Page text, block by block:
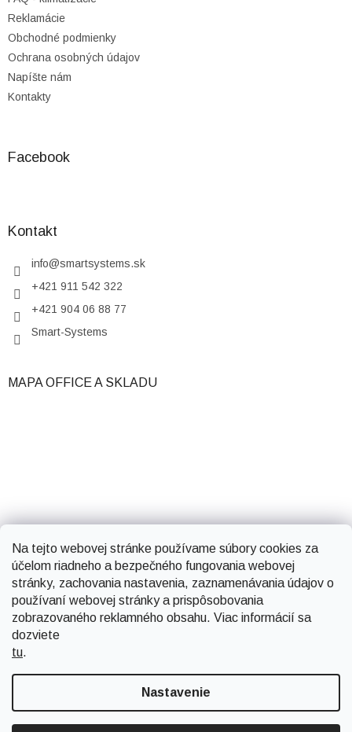
Na tejto webovej stránke používame súbory cookies za
účelom riadneho a bezpečného fungovania webovej
stránky, zachovania nastavenia, zaznamenávania údajov o
používaní webovej stránky a prispôsobovania
zobrazovaného reklamného obsahu. Viac informácií sa
dozviete
tu.
Nastavenie
Reklamácie
Obchodné podmienky
Ochrana osobných údajov
Napíšte nám
Kontakty
Facebook
Kontakt
info@smartsystems.sk
+421 911 542 322
+421 904 06 88 77
Smart-Systems
MAPA OFFICE A SKLADU